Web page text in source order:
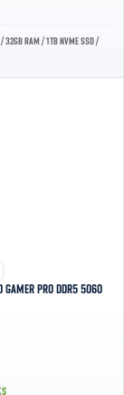
RAM / 1TB NVME SSD /
GAMER PRO DDR5 5060